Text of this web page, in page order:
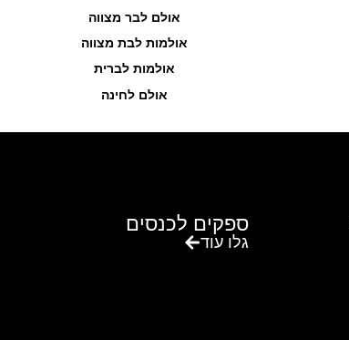
אולם לבר מצווה
אולמות לבת מצווה
אולמות לברית
אולם לחינה
ספקים לכנסים
גלו עוד